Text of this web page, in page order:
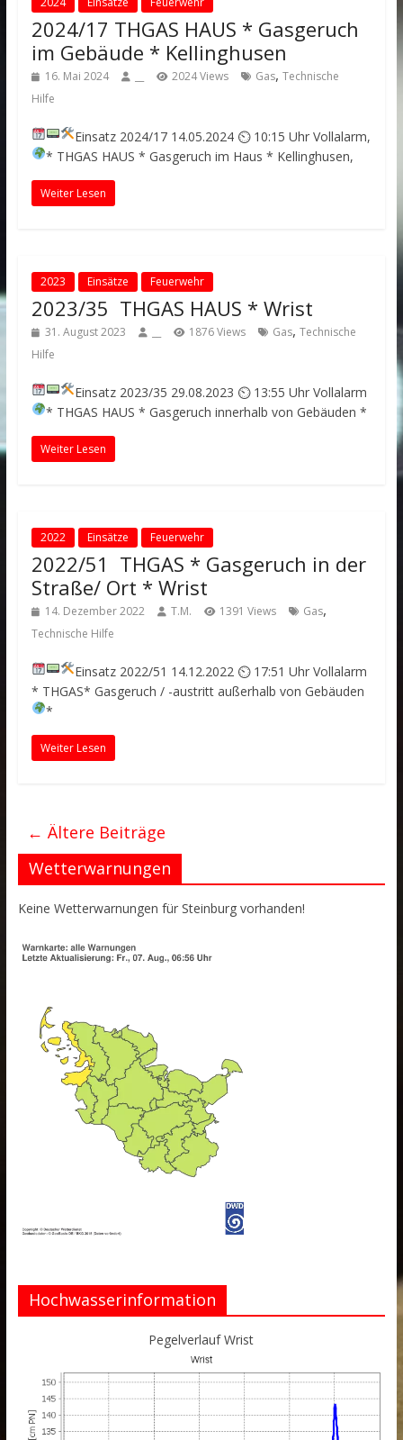
2024/17 THGAS HAUS * Gasgeruch
im Gebäude * Kellinghusen
16. Mai 2024 2024 Views Gas, Technische
Hilfe
Einsatz 2024/17 14.05.2024 ⏲ 10:15 Uhr Vollalarm,
* THGAS HAUS * Gasgeruch im Haus * Kellinghusen,
Weiter Lesen
2023 Einsätze Feuerwehr
2023/35 THGAS HAUS * Wrist
31. August 2023 1876 Views Gas, Technische
Hilfe
Einsatz 2023/35 29.08.2023 ⏲ 13:55 Uhr Vollalarm
* THGAS HAUS * Gasgeruch innerhalb von Gebäuden *
Weiter Lesen
2022 Einsätze Feuerwehr
2022/51 THGAS * Gasgeruch in der
Straße/ Ort * Wrist
14. Dezember 2022 T.M. 1391 Views Gas,
Technische Hilfe
Einsatz 2022/51 14.12.2022 ⏲ 17:51 Uhr Vollalarm
* THGAS* Gasgeruch / -austritt außerhalb von Gebäuden
*
Weiter Lesen
← Ältere Beiträge
Wetterwarnungen
Keine Wetterwarnungen für Steinburg vorhanden!
Hochwasserinformation
Pegelverlauf Wrist